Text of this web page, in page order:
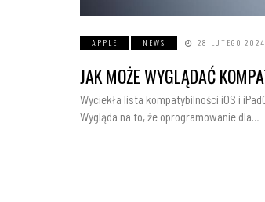
APPLE NEWS 28 LUTEGO 2024
JAK MOŻE WYGLĄDAĆ
Wyciekła lista kompatybilności iOS i
Wygląda na to, że oprogramowanie dla…